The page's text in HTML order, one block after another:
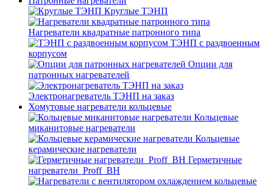
Круглые ТЭНП
Нагреватели квадратные патронного типа
ТЭНП с раздвоенным
корпусом
Опции для
патронных нагревателей
Электронагреватель ТЭНП на заказ
Хомутовые нагреватели кольцевые
Кольцевые
миканитовые нагреватели
Кольцевые
керамические нагреватели
Герметичные
нагреватели_Proff_BH